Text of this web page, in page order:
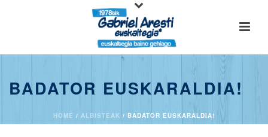
BADATOR EUSKARALDIA!
HOME / ALBISTEAK / BADATOR EUSKARALDIA!